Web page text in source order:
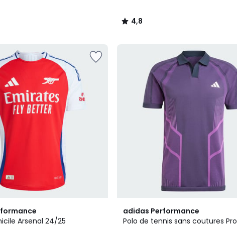
4,8
/
Arsenal 24/25
adidas Performance
Polo de tennis sans coutures Pro
5
/